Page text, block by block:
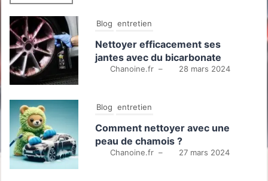
Blog entretien
Nettoyer efficacement ses
jantes avec du bicarbonate
Chanoine.fr – 28 mars 2024
Blog entretien
Comment nettoyer avec une
peau de chamois ?
Chanoine.fr – 27 mars 2024